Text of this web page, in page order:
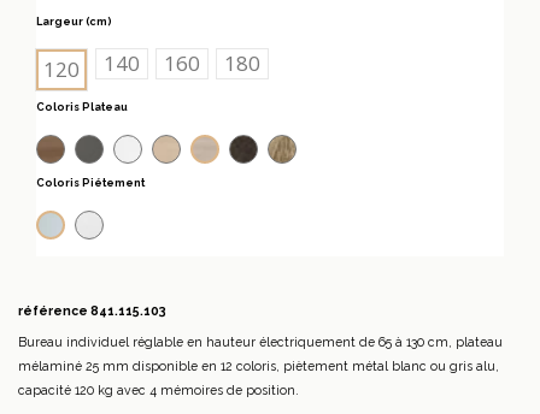
Largeur (cm)
120 140 160 180
Coloris Plateau
Acacia foncé
Anthracite
BlancChêne moyen
Acacia clair
Chêne grisé
Chêne veiné
Coloris Piétement
Alu Blanc
référence 841.115.103
Bureau individuel réglable en hauteur électriquement de 65 à 130 cm, plateau
mélaminé 25 mm disponible en 12 coloris, piètement métal blanc ou gris alu,
capacité 120 kg avec 4 mémoires de position.